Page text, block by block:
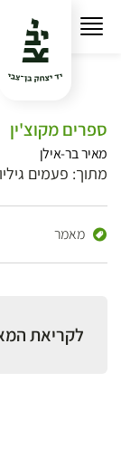
ספרים מקוצ'ין
מאיר בר-אילן
מתוך: פעמים גיליון
מאמר
לקריאת